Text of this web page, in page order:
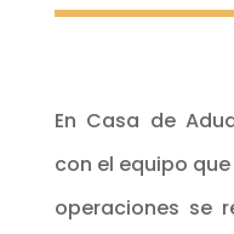
En Casa de
con el equipo
operaciones se